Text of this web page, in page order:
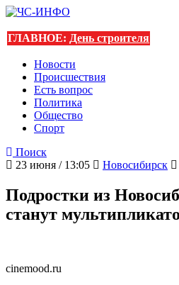
ГЛАВНОЕ: День строителя
Новости
Происшествия
Есть вопрос
Политика
Общество
Спорт
Поиск
23 июня / 13:05
Новосибирск
Подростки из
станут
cinemood.ru